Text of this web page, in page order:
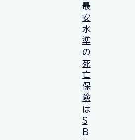
最
安
水
準
の
死
亡
保
険
は
S
B